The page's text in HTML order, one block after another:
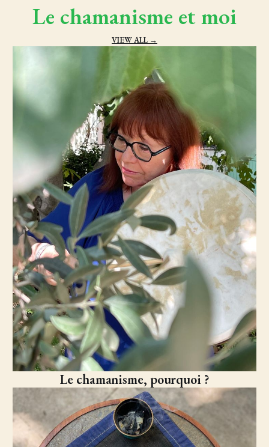
Le chamanisme et moi
VIEW ALL →
Le chamanisme, pourquoi ?